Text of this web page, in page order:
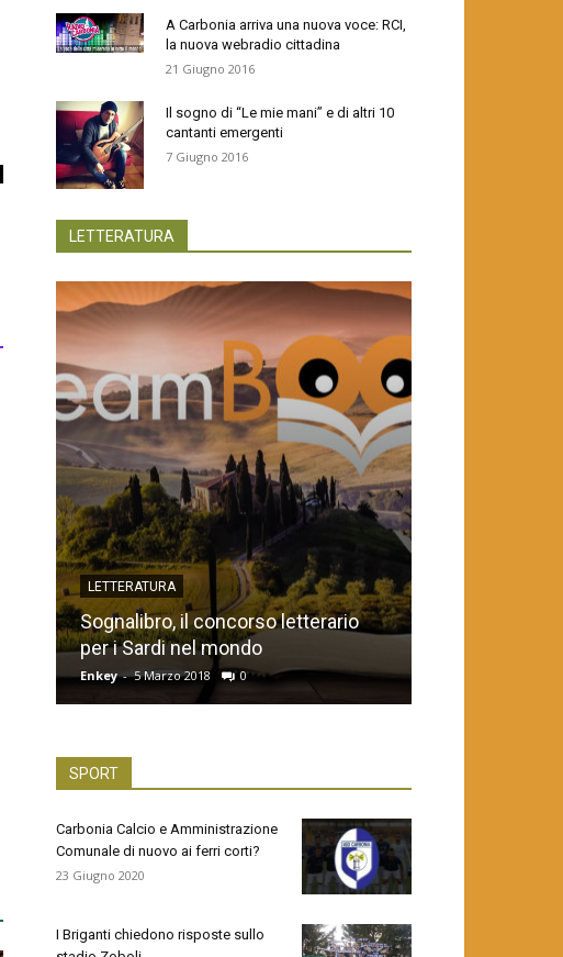
A Carbonia arriva una nuova voce: RCI,
la nuova webradio cittadina
21 Giugno 2016
Il sogno di “Le mie mani” e di altri 10
cantanti emergenti
7 Giugno 2016
LETTERATURA
LETTERATURA
Sognalibro, il concorso letterario
per i Sardi nel mondo
Enkey - 5 Marzo 2018 0
SPORT
Carbonia Calcio e Amministrazione
Comunale di nuovo ai ferri corti?
23 Giugno 2020
I Briganti chiedono risposte sullo